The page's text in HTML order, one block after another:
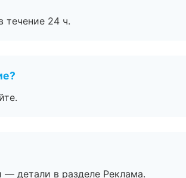
течение 24 ч.
детали в разделе Реклама.